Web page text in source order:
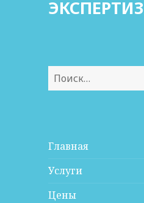
Найти:
Главная
Услуги
Цены